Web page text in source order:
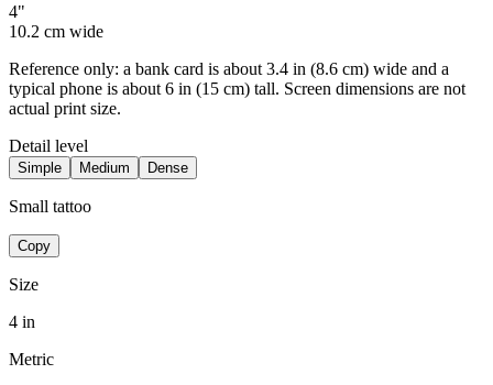
4"
10.2 cm wide
Reference only: a bank card is about 3.4 in (8.6 cm) wide and a
typical phone is about 6 in (15 cm) tall. Screen dimensions are not
actual print size.
Detail level
Simple Medium Dense
Small tattoo
Copy
Size
4 in
Metric